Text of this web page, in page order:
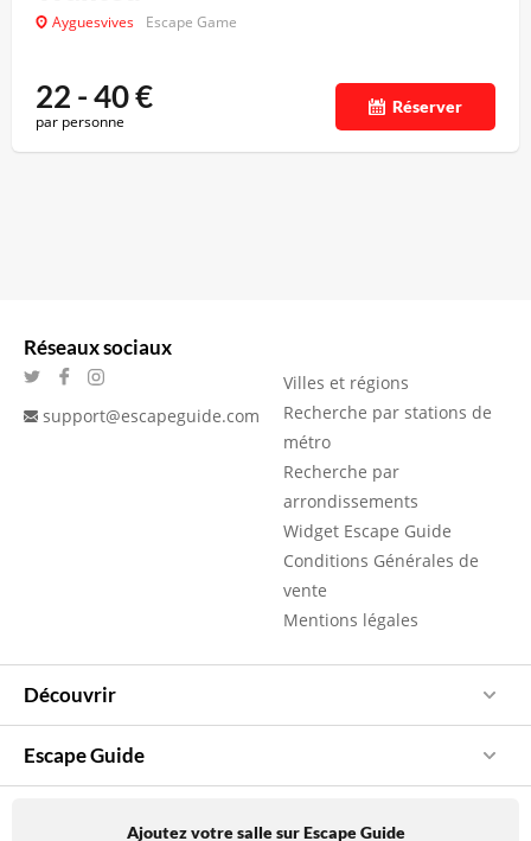
Ayguesvives Escape Game
22 - 40€
par personne
Réserver
Réseaux sociaux
support@escapeguide.com
Villes et régions
Recherche par stations de
métro
Recherche par
arrondissements
Widget Escape Guide
Conditions Générales de
vente
Mentions légales
Découvrir
Escape Guide
Ajoutez votre salle sur Escape Guide